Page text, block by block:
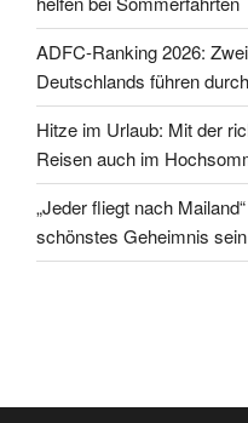
ADFC-Ranking 2026:
Deutschlands führen
Hitze im Urlaub: Mit der
Reisen auch im
„Jeder fliegt nach
schönstes Geheimnis